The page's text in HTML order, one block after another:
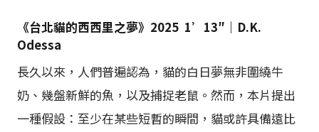
《台北貓的西西里之夢》2025 1’13″｜D.K.
Odessa
長久以來，人們普遍認為，貓的白日夢無非圍繞牛
奶、幾盤新鮮的魚，以及捕捉老鼠。然而，本片提出
一種假設：至少在某些短暫的瞬間，貓或許具備遠比